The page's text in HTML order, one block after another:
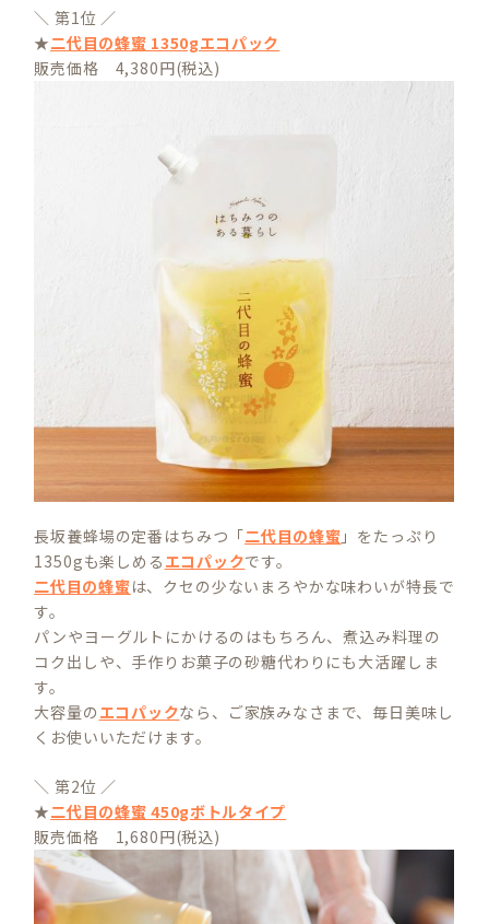
＼ 第1位 ／
★二代目の蜂蜜 1350gエコパック
販売価格 4,380円(税込)
長坂養蜂場の定番はちみつ「二代目の蜂蜜 」をたっぷり
1350gも楽しめる エコパックです。
二代目の蜂蜜は、クセの少ないまろやかな味わいが特長で
す。
パンやヨーグルトにかけるのはもちろん、煮込み料理の
コク出しや、手作りお菓子の砂糖代わりにも大活躍しま
す。
大容量の エコパックなら、ご家族みなさまで、毎日美味し
くお使いいただけます。
＼ 第2位 ／
★二代目の蜂蜜 450gボトルタイプ
販売価格 1,680円(税込)